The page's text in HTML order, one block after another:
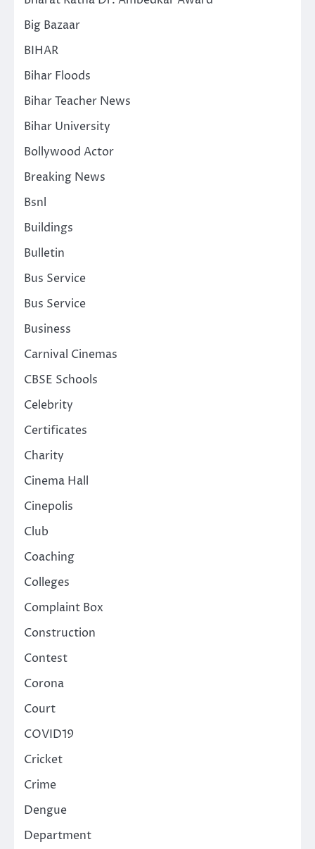
Big Bazaar
BIHAR
Bihar Floods
Bihar Teacher News
Bihar University
Bollywood Actor
Breaking News
Bsnl
Buildings
Bulletin
Bus Service
Bus Service
Business
Carnival Cinemas
CBSE Schools
Celebrity
Certificates
Charity
Cinema Hall
Cinepolis
Club
Coaching
Colleges
Complaint Box
Construction
Contest
Corona
Court
COVID19
Cricket
Crime
Dengue
Department